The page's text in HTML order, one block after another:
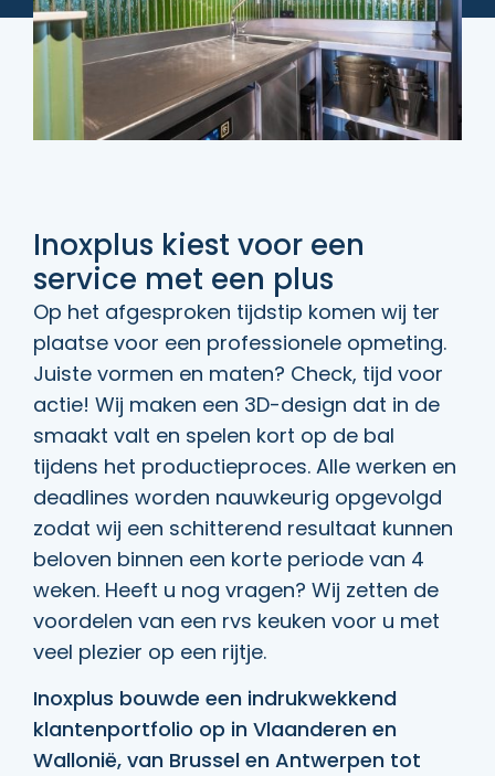
Inoxplus kiest voor een
service met een plus
Op het afgesproken tijdstip komen wij ter
plaatse voor een professionele opmeting.
Juiste vormen en maten? Check, tijd voor
actie! Wij maken een 3D-design dat in de
smaakt valt en spelen kort op de bal
tijdens het productieproces. Alle werken en
deadlines worden nauwkeurig opgevolgd
zodat wij een schitterend resultaat kunnen
beloven binnen een korte periode van 4
weken. Heeft u nog vragen? Wij zetten de
voordelen van een rvs keuken voor u met
veel plezier op een rijtje.
Inoxplus bouwde een indrukwekkend
klantenportfolio op in Vlaanderen en
Wallonië, van Brussel en Antwerpen tot